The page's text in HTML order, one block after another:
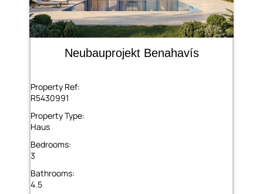
Neubauprojekt Benahavís
Property Ref:
R5430991
Property Type:
Haus
Bedrooms:
3
Bathrooms:
4.5